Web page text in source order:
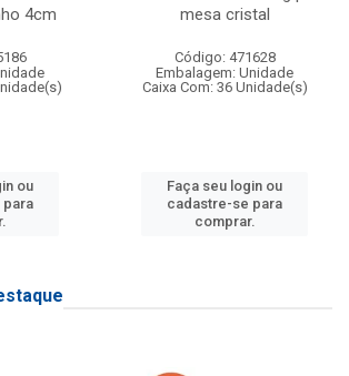
4cm
ou
mesa cristal
Código: 471628
Embalagem: Unidade
Caixa Com: 36 Unidade(s)
Faça seu login ou
cadastre-se para
comprar.